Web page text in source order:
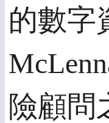
的數字
險顧問